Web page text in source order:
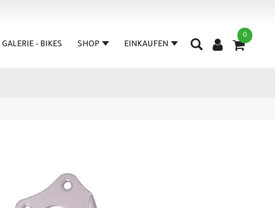
0
GALERIE - BIKES SHOP EINKAUFEN